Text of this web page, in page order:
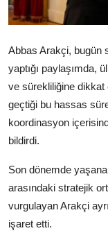
Abbas Arakçi, bugün
yaptığı paylaşımda,
ve sürekliliğine
geçtiği bu hassas
koordinasyon
bildirdi.
Son dönemde
arasındaki stratejik
vurgulayan Arakçi
işaret etti.